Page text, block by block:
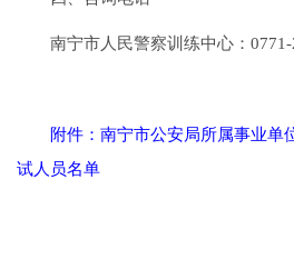
南宁市人民警察训练中心：0771-
附件：南宁市公安局所属事业单
试人员名单